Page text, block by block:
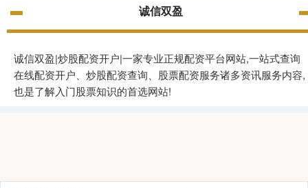
诚信双盈
诚信双盈|炒股配资开户|一家专业正规配资平台网站,一站式查询
在线配资开户、炒股配资查询、股票配资服务诸多资讯服务内容,
也是了解入门股票知识的首选网站!